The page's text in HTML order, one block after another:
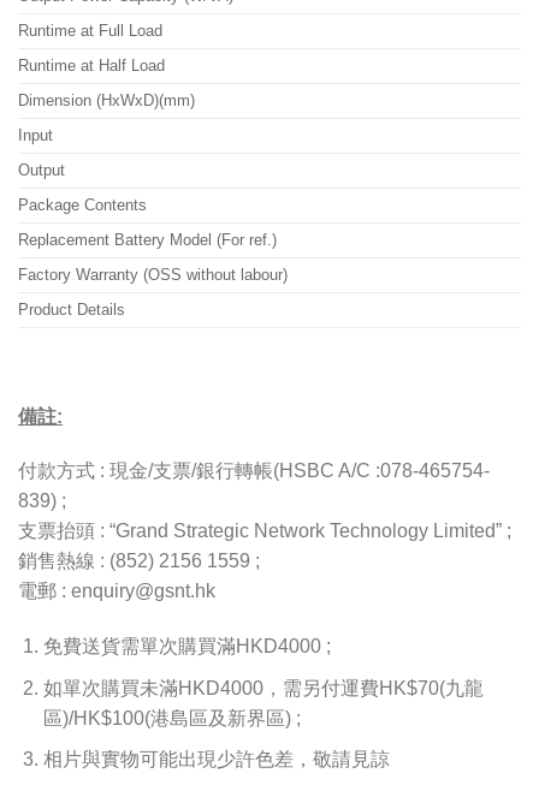
Runtime at Full Load
Runtime at Half Load
Dimension (HxWxD)(mm)
Input
Output
Package Contents
Replacement Battery Model (For ref.)
Factory Warranty (OSS without labour)
Product Details
備註:
付款方式 : 現金/支票/銀行轉帳(HSBC A/C :078-465754-
839) ;
支票抬頭 : “Grand Strategic Network Technology Limited” ;
銷售熱線 : (852) 2156 1559 ;
電郵 : enquiry@gsnt.hk
免費送貨需單次購買滿HKD4000 ;
如單次購買未滿HKD4000，需另付運費HK$70(九龍
區)/HK$100(港島區及新界區) ;
相片與實物可能出現少許色差，敬請見諒